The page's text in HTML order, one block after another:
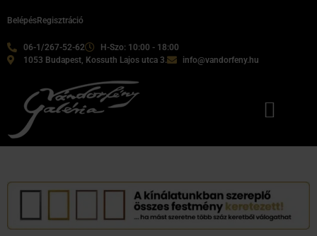
06-1/267-52-62
H-Szo: 10:00 - 18:00
1053 Budapest, Kossuth Lajos utca 3.
info@vandorfeny.hu
BelépésRegisztráció